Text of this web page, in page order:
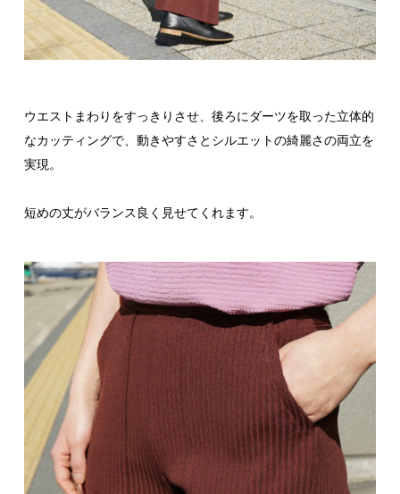
ウエストまわりをすっきりさせ、後ろにダーツを取った立体的
なカッティングで、動きやすさとシルエットの綺麗さの両立を
実現。
短めの丈がバランス良く見せてくれます。